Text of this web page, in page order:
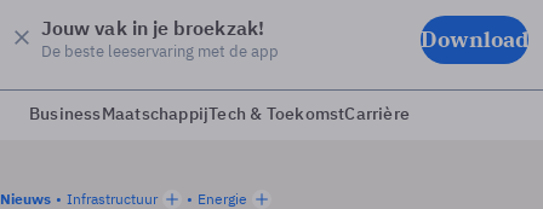
Jouw vak in je broekzak!
De beste leeservaring met de app Download
BusinessMaatschappijTech & ToekomstCarrière
Nieuws Infrastructuur
Energie